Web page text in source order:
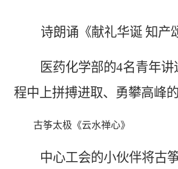
诗朗诵《献礼华诞 知产
医药化学部的4名青年讲
程中上拼搏进取、勇攀高峰
古筝太极《云水禅心》
中心工会的小伙伴将古